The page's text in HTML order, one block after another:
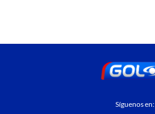
Síguenos en: